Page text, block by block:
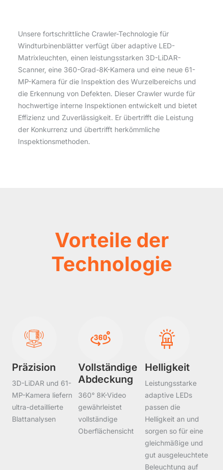
Unsere fortschrittliche Crawler-Technologie für
Windturbinenblätter verfügt über adaptive LED-
Matrixleuchten, einen leistungsstarken 3D-LiDAR-
Scanner, eine 360-Grad-8K-Kamera und eine neue 61-
MP-Kamera für die Inspektion des Wurzelbereichs und
die Erkennung von Defekten. Dieser Crawler wurde für
hochwertige interne Inspektionen entwickelt und bietet
Effizienz und Zuverlässigkeit. Er übertrifft die Leistung
der Konkurrenz und übertrifft herkömmliche
Inspektionsmethoden.
Vorteile der
Technologie
Präzision
3D-LiDAR und 61-
MP-Kamera liefern
ultra-detaillierte
Blattanalysen
Vollständige
Abdeckung
360° 8K-Video
gewährleistet
vollständige
Oberflächensicht
Helligkeit
Leistungsstarke
adaptive LEDs
passen die
Helligkeit an und
sorgen so für eine
gleichmäßige und
gut ausgeleuchtete
Beleuchtung auf